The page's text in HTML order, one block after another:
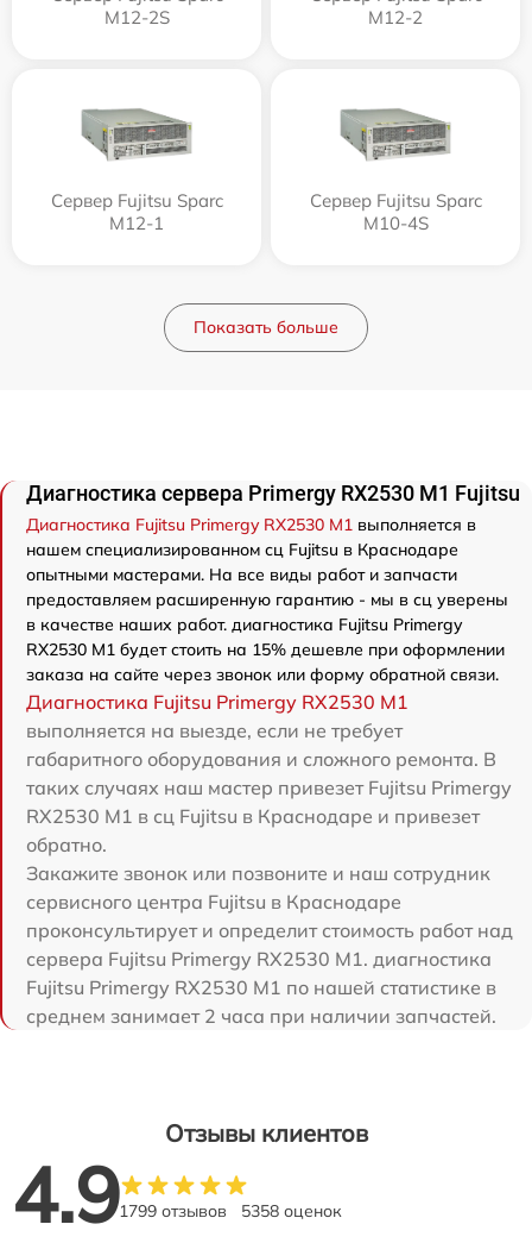
M12-2S
M12-2
Сервер Fujitsu Sparc
M12-1
Сервер Fujitsu Sparc
M10-4S
Показать больше
Диагностика сервера Primergy RX2530 M1 Fujitsu
Диагностика Fujitsu Primergy RX2530 M1 выполняется в
нашем специализированном сц Fujitsu в Краснодаре
опытными мастерами. На все виды работ и запчасти
предоставляем расширенную гарантию - мы в сц уверены
в качестве наших работ. диагностика Fujitsu Primergy
RX2530 M1 будет стоить на 15% дешевле при оформлении
заказа на сайте через звонок или форму обратной связи.
Диагностика Fujitsu Primergy RX2530 M1
выполняется на выезде, если не требует
габаритного оборудования и сложного ремонта. В
таких случаях наш мастер привезет Fujitsu Primergy
RX2530 M1 в сц Fujitsu в Краснодаре и привезет
обратно.
Закажите звонок или позвоните и наш сотрудник
сервисного центра Fujitsu в Краснодаре
проконсультирует и определит стоимость работ над
сервера Fujitsu Primergy RX2530 M1. диагностика
Fujitsu Primergy RX2530 M1 по нашей статистике в
среднем занимает 2 часа при наличии запчастей.
Отзывы клиентов
4.91799 отзывов 5358 оценок